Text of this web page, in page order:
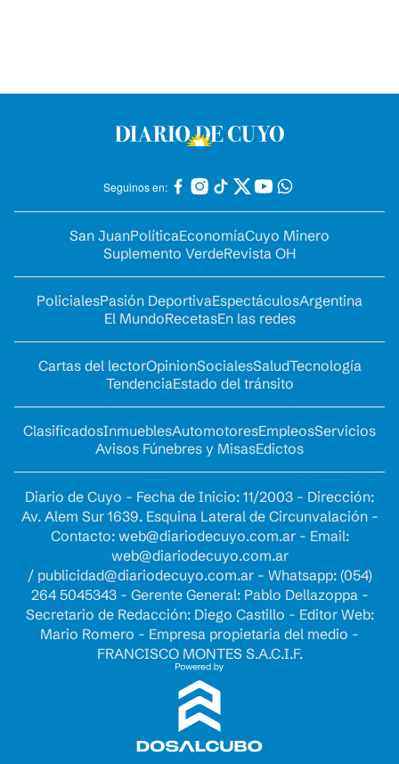
Seguinos en:
San JuanPolíticaEconomíaCuyo Minero
Suplemento VerdeRevista OH
PolicialesPasión DeportivaEspectáculosArgentina
El MundoRecetasEn las redes
Cartas del lectorOpinionSocialesSaludTecnología
TendenciaEstado del tránsito
ClasificadosInmueblesAutomotoresEmpleosServicios
Avisos Fúnebres y MisasEdictos
Diario de Cuyo - Fecha de Inicio: 11/2003 - Dirección:
Av. Alem Sur 1639. Esquina Lateral de Circunvalación -
Contacto: web@diariodecuyo.com.ar- Email:
web@diariodecuyo.com.ar
/ publicidad@diariodecuyo.com.ar- Whatsapp: (054)
264 5045343 - Gerente General: Pablo Dellazoppa -
Secretario de Redacción: Diego Castillo - Editor Web:
Mario Romero - Empresa propietaria del medio -
FRANCISCO MONTES S.A.C.I.F.